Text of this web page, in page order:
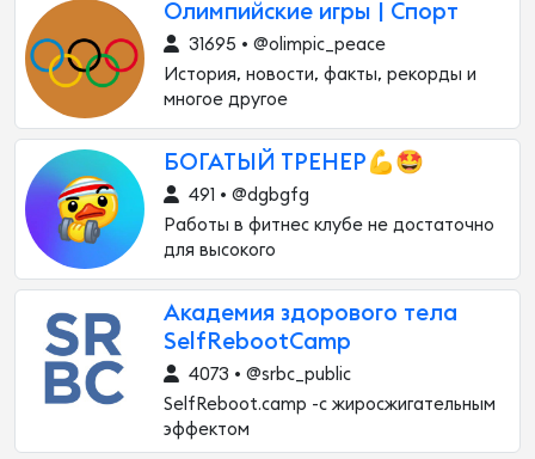
Олимпийские игры | Спорт
31695 • @olimpic_peace
История, новости, факты, рекорды и
многое другое
БОГАТЫЙ ТРЕНЕР💪🤩
491 • @dgbgfg
Работы в фитнес клубе не достаточно
для высокого
Академия здорового тела
SelfRebootCamp
4073 • @srbc_public
SelfReboot.camp -с жиросжигательным
эффектом